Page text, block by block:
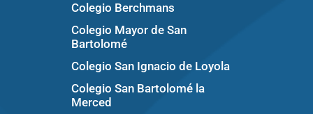
Colegio Berchmans
Colegio Mayor de San
Bartolomé
Colegio San Ignacio de Loyola
Colegio San Bartolomé la
Merced